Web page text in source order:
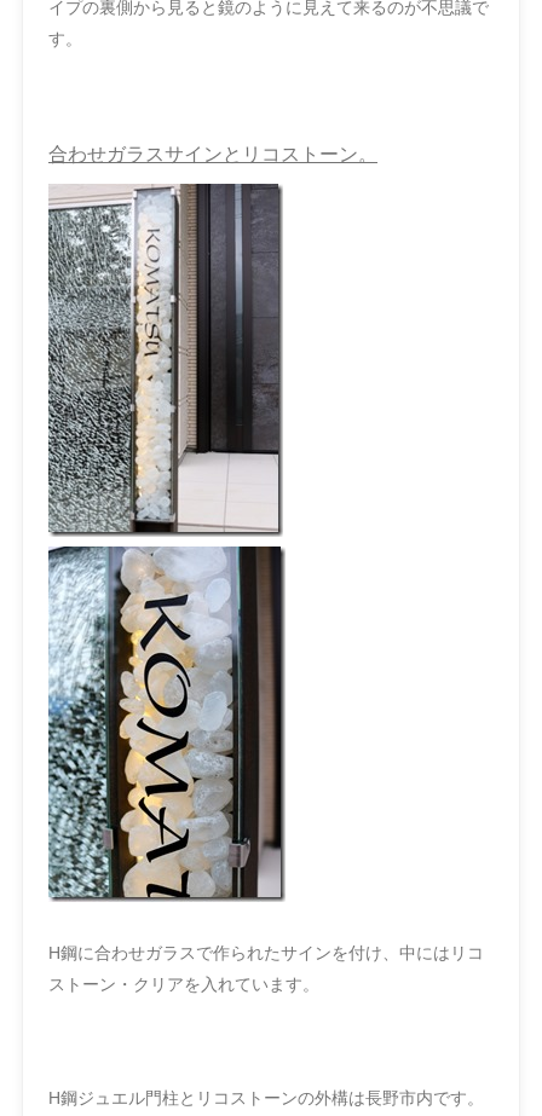
イプの裏側から見ると鏡のように見えて来るのが不思議で
す。
合わせガラスサインとリコストーン。
H鋼に合わせガラスで作られたサインを付け、中にはリコ
ストーン・クリアを入れています。
H鋼ジュエル門柱とリコストーンの外構は長野市内です。